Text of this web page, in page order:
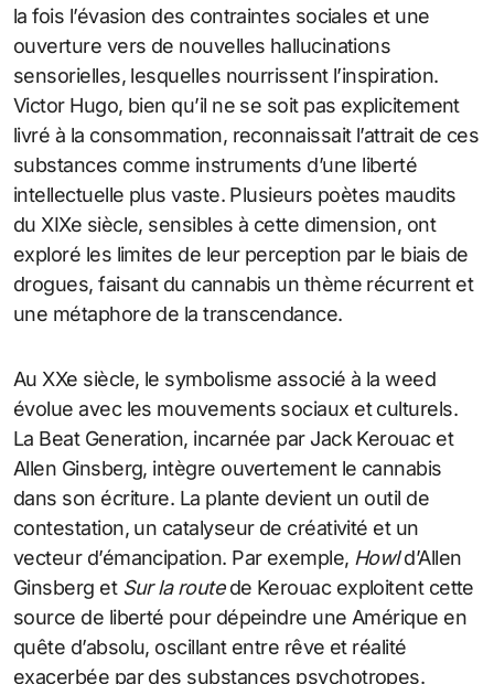
la fois l’évasion des contraintes sociales et une
ouverture vers de nouvelles hallucinations
sensorielles, lesquelles nourrissent l’inspiration.
Victor Hugo, bien qu’il ne se soit pas explicitement
livré à la consommation, reconnaissait l’attrait de ces
substances comme instruments d’une liberté
intellectuelle plus vaste. Plusieurs poètes maudits
du XIXe siècle, sensibles à cette dimension, ont
exploré les limites de leur perception par le biais de
drogues, faisant du cannabis un thème récurrent et
une métaphore de la transcendance.
Au XXe siècle, le symbolisme associé à la weed
évolue avec les mouvements sociaux et culturels.
La Beat Generation, incarnée par Jack Kerouac et
Allen Ginsberg, intègre ouvertement le cannabis
dans son écriture. La plante devient un outil de
contestation, un catalyseur de créativité et un
vecteur d’émancipation. Par exemple, Howld’Allen
Ginsberg et Sur la routede Kerouac exploitent cette
source de liberté pour dépeindre une Amérique en
quête d’absolu, oscillant entre rêve et réalité
exacerbée par des substances psychotropes.